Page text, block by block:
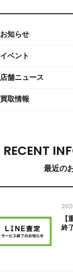
お知らせ
イベント
店舗ニュース
買取情報
RECENT
最近の
【
終